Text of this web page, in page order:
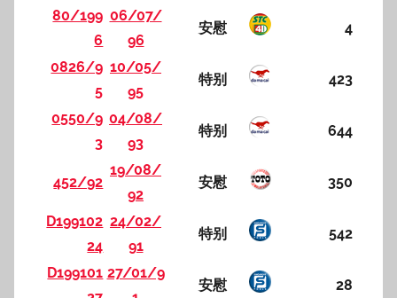
80/199
6
06/07/
96
安慰 4
0826/9
5
10/05/
95
特别 423
0550/9
3
04/08/
93
特别 644
452/92
19/08/
92
安慰 350
D199102
24
24/02/
91
特别 542
D199101 27/01/9
安慰 28